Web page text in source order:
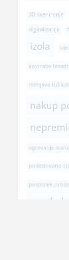
3D skeniranje
digitalizacija
izola
kovinske
menjava tuš
nakup
ogrevanje
podedovano
postopek